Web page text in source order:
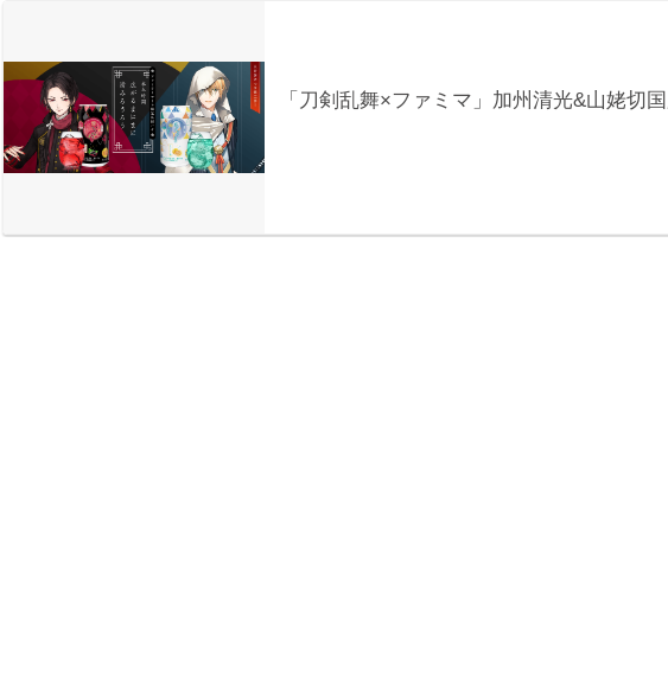
「刀剣乱舞×ファミマ」加州清光&山姥切